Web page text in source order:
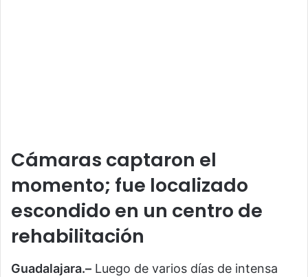
Cámaras captaron el
momento; fue localizado
escondido en un centro de
rehabilitación
Guadalajara.– Luego de varios días de intensa